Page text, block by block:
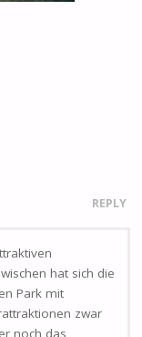
REPLY
hat sich die
Park mit
zwar
noch das